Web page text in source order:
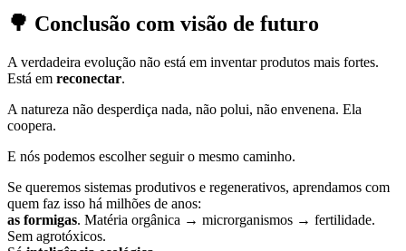
🌳 Conclusão com visão de futuro
A verdadeira evolução não está em inventar produtos mais fortes.
Está em reconectar.
A natureza não desperdiça nada, não polui, não envenena. Ela
coopera.
E nós podemos escolher seguir o mesmo caminho.
Se queremos sistemas produtivos e regenerativos, aprendamos com
quem faz isso há milhões de anos:
as formigas. Matéria orgânica → microrganismos → fertilidade.
Sem agrotóxicos.